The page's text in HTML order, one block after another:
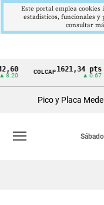
Cintillo
Colombia
COLCAP1621,34 pts
Pico y Placa
Sábado
menu
Este portal emplea
estadísticos, funcionales y
consultar